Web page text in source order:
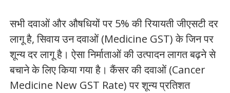
सभी दवाओं और औषधियों पर 5% की रियायती जीएसटी दर
लागू है, सिवाय उन दवाओं (Medicine GST) के जिन पर
शून्य दर लागू है। ऐसा निर्माताओं की उत्पादन लागत बढ़ने से
बचाने के लिए किया गया है। कैंसर की दवाओं (Cancer
Medicine New GST Rate) पर शून्य प्रतिशत